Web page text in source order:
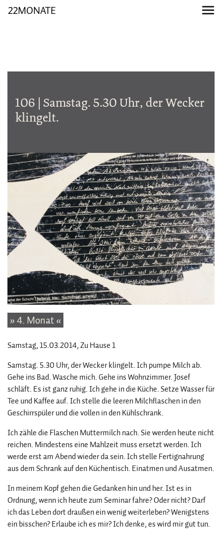
22MONATE
106 | Samstag. 5.30 Uhr, der Wecker
klingelt.
» 4. Monat «
Samstag, 15.03.2014, Zu Hause 1
Samstag. 5.30 Uhr, der Wecker klingelt. Ich pumpe Milch ab.
Gehe ins Bad. Wasche mich. Gehe ins Wohnzimmer. Josef
schläft. Es ist ganz ruhig. Ich gehe in die Küche. Setze Wasser für
Tee und Kaffee auf. Ich stelle die leeren Milchflaschen in den
Geschirrspüler und die vollen in den Kühlschrank.
Ich zähle die Flaschen Muttermilch nach. Sie werden heute nicht
reichen. Mindestens eine Mahlzeit muss ersetzt werden. Ich
werde erst am Abend wieder da sein. Ich stelle Fertignahrung
aus dem Schrank auf den Küchentisch. Einatmen und Ausatmen.
In meinem Kopf gehen die Gedanken hin und her. Ist es in
Ordnung, wenn ich heute zum Seminar fahre? Oder nicht? Darf
ich das Leben dort draußen ein wenig weiterleben? Wenigstens
ein bisschen? Erlaube ich es mir? Ich denke, es wird mir gut tun.